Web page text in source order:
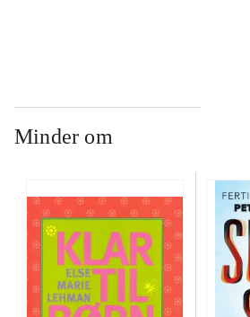
Minder om